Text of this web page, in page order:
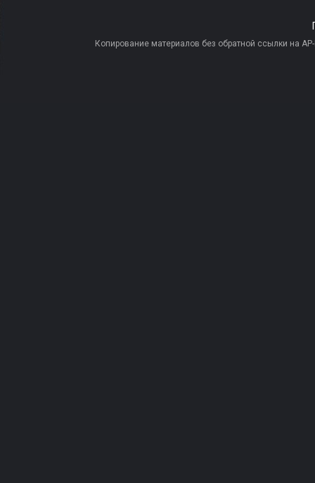
Копирование материалов без обратной ссылки на